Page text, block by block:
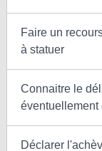
Faire un
à statuer
Connaitre le
éventuellement
Déclarer